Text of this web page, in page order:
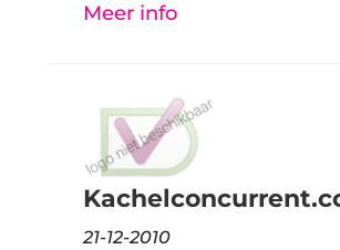
Meer info
21-12-2010